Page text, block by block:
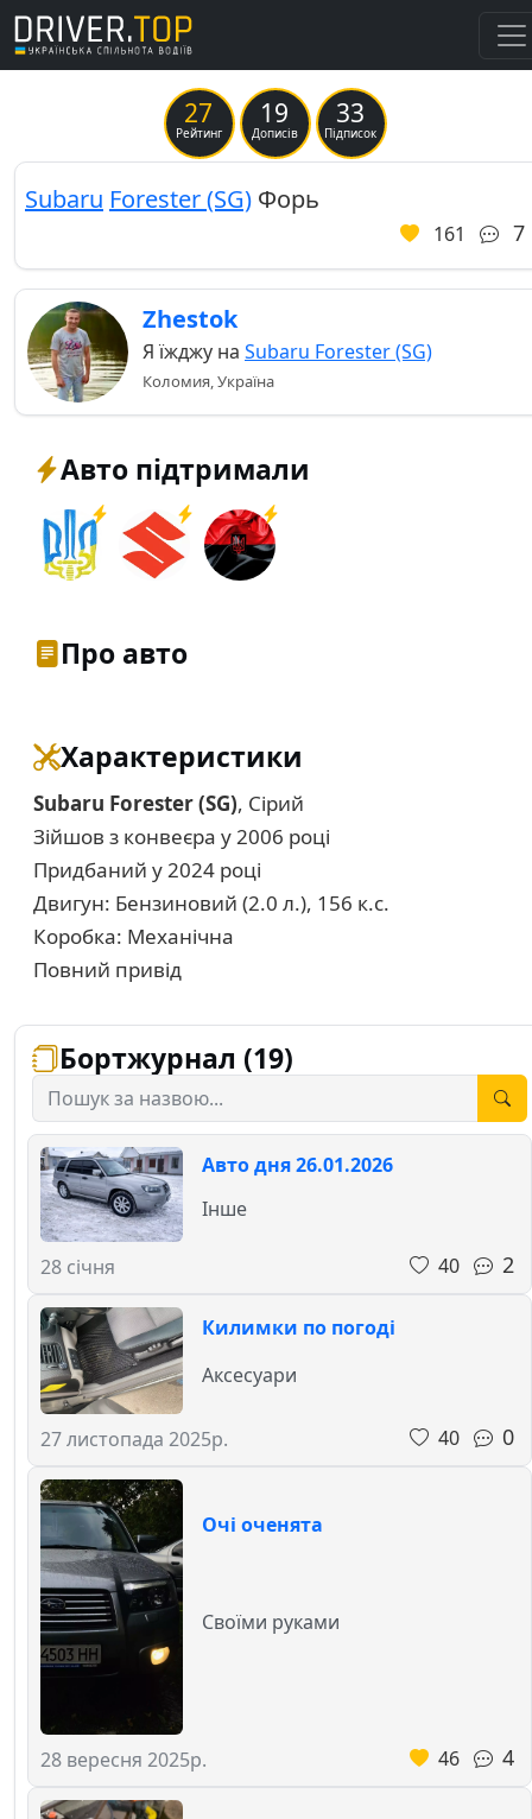
27
Рейтинг
19
Дописів
33
Підписок
Subaru Forester (SG) Форь
161 7
Zhestok
Я їжджу на Subaru Forester (SG)
Коломия, Україна
Авто підтримали
Про авто
Характеристики
Subaru Forester (SG), Сірий
Зійшов з конвеєра у 2006 році
Придбаний у 2024 році
Двигун: Бензиновий (2.0 л.), 156 к.с.
Коробка: Механічна
Повний привід
Бортжурнал (19)
Авто дня 26.01.2026
28 січня
Інше
40 2
Килимки по погоді
27 листопада 2025р.
Аксесуари
40 0
Очі оченята
28 вересня 2025р.
Своїми руками
46 4